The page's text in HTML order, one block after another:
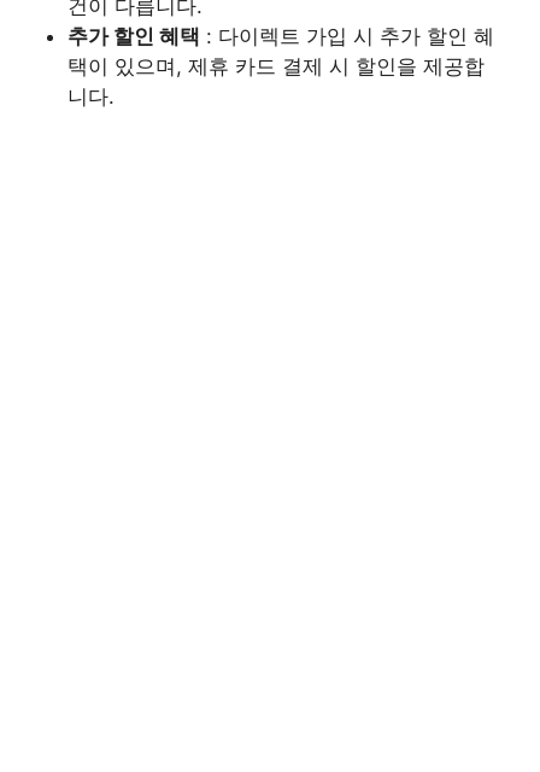
건이 다릅니다.
추가 할인 혜택 : 다이렉트 가입 시 추가 할인 혜
택이 있으며, 제휴 카드 결제 시 할인을 제공합
니다.